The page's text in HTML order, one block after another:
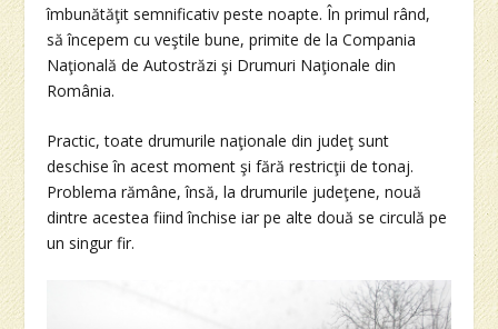
îmbunătăţit semnificativ peste noapte. În primul rând,
să începem cu veştile bune, primite de la Compania
Naţională de Autostrăzi şi Drumuri Naţionale din
România.
Practic, toate drumurile naţionale din judeţ sunt
deschise în acest moment şi fără restricţii de tonaj.
Problema rămâne, însă, la drumurile judeţene, nouă
dintre acestea fiind închise iar pe alte două se circulă pe
un singur fir.